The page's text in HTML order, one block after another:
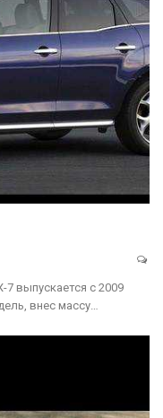
выпускается с 2009
внес массу…